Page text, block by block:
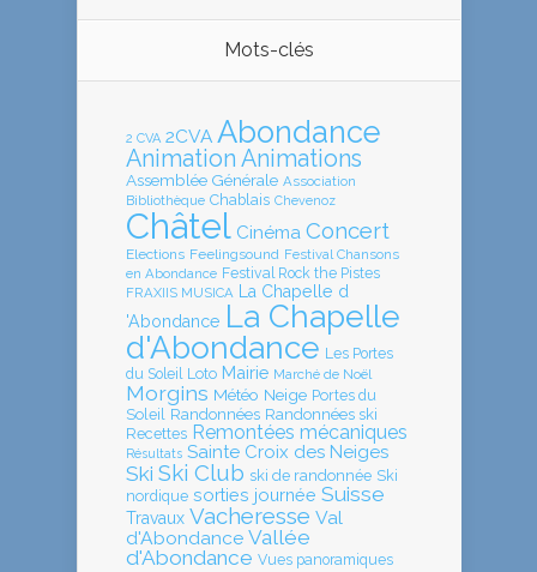
Mots-clés
2 CVA 2CVA Abondance
Animation Animations
Assemblée Générale Association
Bibliothèque Chablais Chevenoz
Châtel Cinéma Concert
Elections Feelingsound Festival Chansons
en Abondance Festival Rock the Pistes
FRAXIIS MUSICA
La Chapelle d
'Abondance La Chapelle
d'Abondance Les Portes
du Soleil Loto Mairie Marché de Noël
Morgins Météo Neige Portes du
Soleil Randonnées Randonnées ski
Recettes Remontées mécaniques
Résultats Sainte Croix des Neiges
Ski Ski Club ski de randonnée Ski
nordique sorties journée Suisse
Travaux Vacheresse Val
d'Abondance Vallée
d'Abondance Vues panoramiques